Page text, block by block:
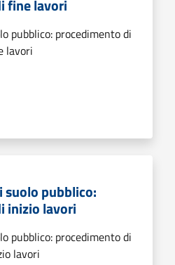
fine lavori
pubblico: procedimento di
lavori
suolo pubblico:
inizio lavori
pubblico: procedimento di
lavori